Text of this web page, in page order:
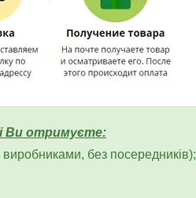
Ви отримуєте:
без посередників);